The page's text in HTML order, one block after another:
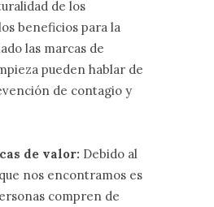
de los
beneficios para la
las marcas de
pueden hablar de
de contagio y
de valor: Debido al
nos encontramos es
compren de